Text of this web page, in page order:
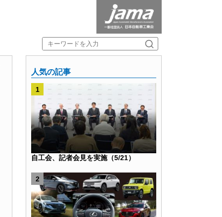
人気の記事
自工会、記者会見を実施（5/21）